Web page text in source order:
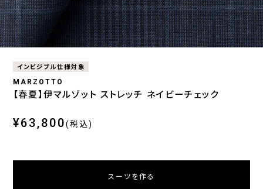
インビジブル仕様対象
MARZOTTO
【春夏】伊マルゾット ストレッチ ネイビーチェック
¥63,800(税込)
スーツを作る